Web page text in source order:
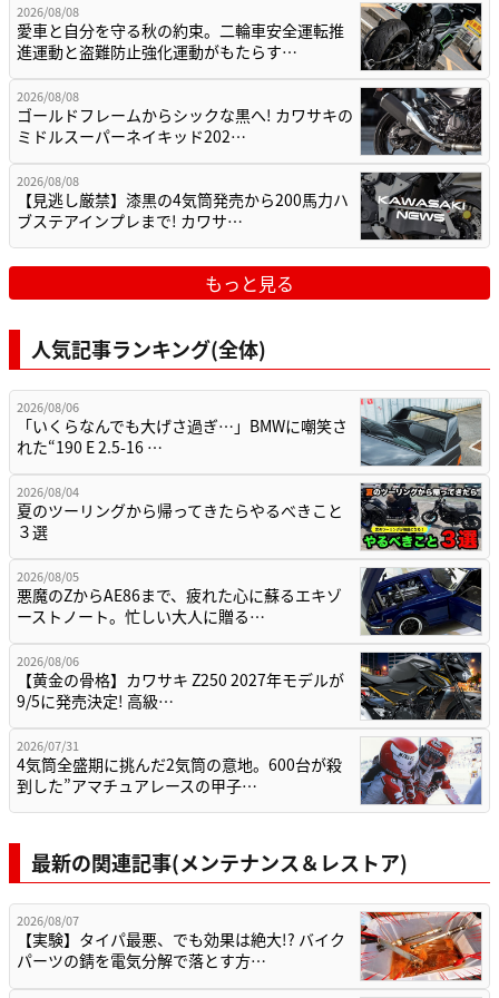
2026/08/08
愛車と自分を守る秋の約束。二輪車安全運転推
進運動と盗難防止強化運動がもたらす…
2026/08/08
ゴールドフレームからシックな黒へ! カワサキの
ミドルスーパーネイキッド202…
2026/08/08
【見逃し厳禁】漆黒の4気筒発売から200馬力ハ
ブステアインプレまで! カワサ…
もっと見る
人気記事ランキング(全体)
2026/08/06
「いくらなんでも大げさ過ぎ…」BMWに嘲笑さ
れた“190 E 2.5-16 …
2026/08/04
夏のツーリングから帰ってきたらやるべきこと
３選
2026/08/05
悪魔のZからAE86まで、疲れた心に蘇るエキゾ
ーストノート。忙しい大人に贈る…
2026/08/06
【黄金の骨格】カワサキ Z250 2027年モデルが
9/5に発売決定! 高級…
2026/07/31
4気筒全盛期に挑んだ2気筒の意地。600台が殺
到した”アマチュアレースの甲子…
最新の関連記事(メンテナンス＆レストア)
2026/08/07
【実験】タイパ最悪、でも効果は絶大!? バイク
パーツの錆を電気分解で落とす方…